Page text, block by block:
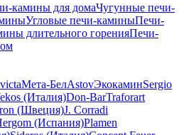
камины для домаЧугунные печи-
Угловые печи-каминыПечи-
длительного горенияПечи-
Мета-БелAstovЭкокаминSergio
(Италия)Don-BarTraforart
(Швеция)J. Corradi
(Испания)Plamen